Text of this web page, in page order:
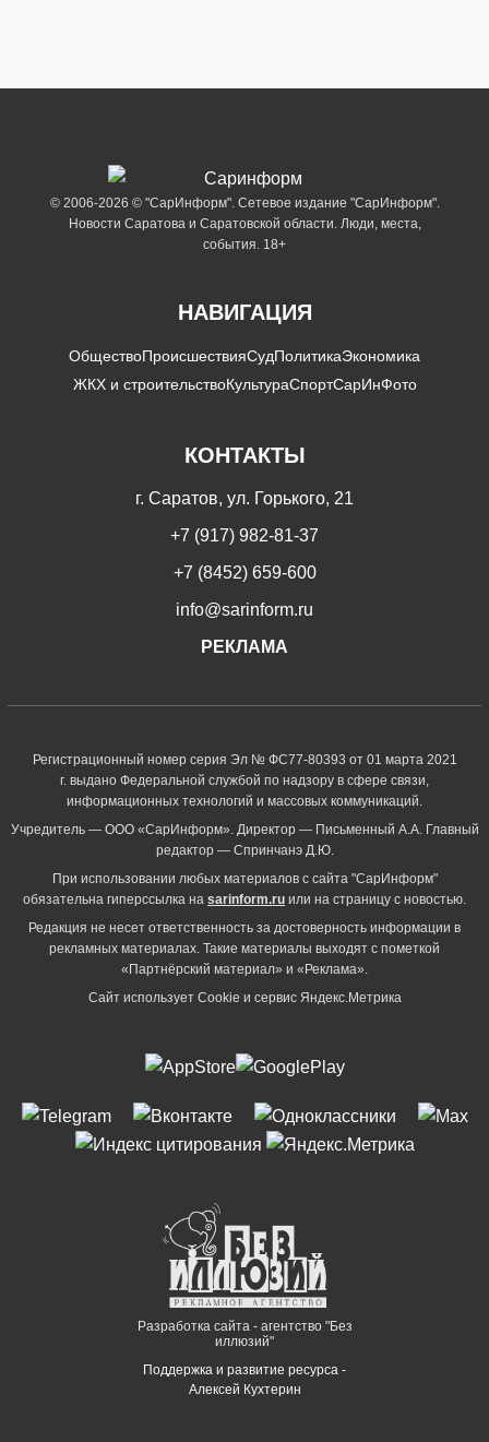
© 2006-2026 © "СарИнформ". Сетевое издание "СарИнформ".
Новости Саратова и Саратовской области. Люди, места,
события. 18+
НАВИГАЦИЯ
ОбществоПроисшествияСудПолитикаЭкономика
ЖКХ и строительствоКультураСпортСарИнФото
КОНТАКТЫ
г. Саратов, ул. Горького, 21
+7 (917) 982-81-37
+7 (8452) 659-600
info@sarinform.ru
РЕКЛАМА
Регистрационный номер серия Эл № ФС77-80393 от 01 марта 2021
г. выдано Федеральной службой по надзору в сфере связи,
информационных технологий и массовых коммуникаций.
Учредитель — ООО «СарИнформ». Директор — Письменный А.А. Главный
редактор — Спринчанэ Д.Ю.
При использовании любых материалов с сайта "СарИнформ"
обязательна гиперссылка на sarinform.ru или на страницу с новостью.
Редакция не несет ответственность за достоверность информации в
рекламных материалах. Такие материалы выходят с пометкой
«Партнёрский материал» и «Реклама».
Сайт использует Cookie и сервиc Яндекс.Метрика
Разработка сайта - агентство "Без
иллюзий"
Поддержка и развитие ресурса -
Алексей Кухтерин